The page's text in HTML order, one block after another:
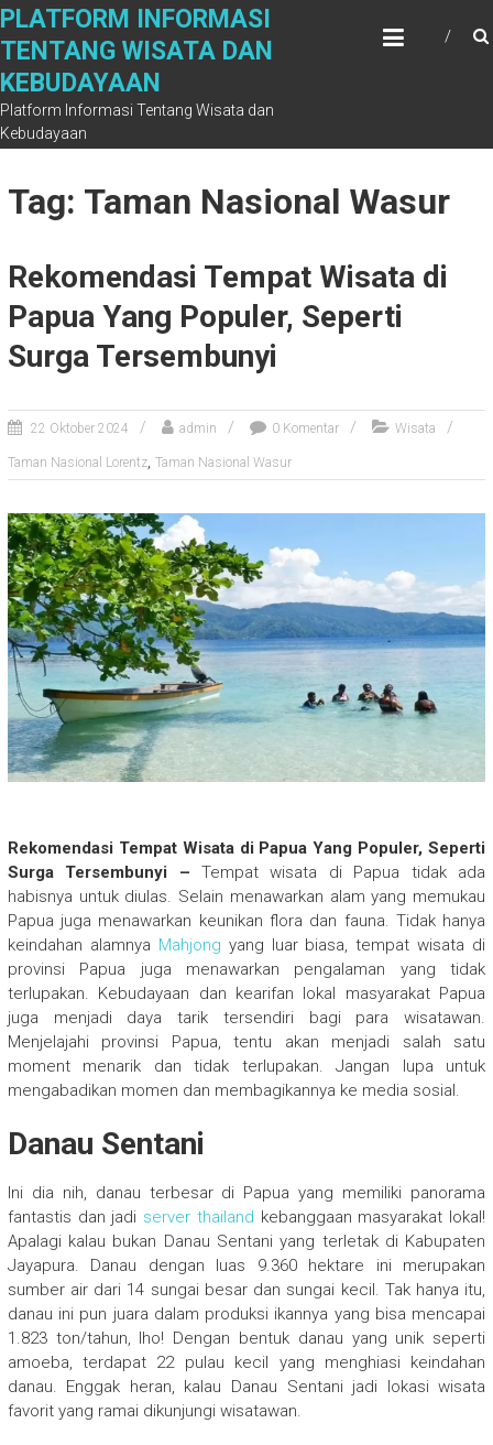
Skip
content
PLATFORM INFORMASI
TENTANG WISATA DAN
KEBUDAYAAN
Platform Informasi Tentang Wisata dan
Kebudayaan
Tag: Taman Nasional Wasur
Rekomendasi Tempat Wisata di
Papua Yang Populer, Seperti
Surga Tersembunyi
22 Oktober 2024 admin 0 Komentar Wisata
Taman Nasional Lorentz, Taman Nasional Wasur
Rekomendasi Tempat Wisata di Papua Yang Populer, Seperti
Surga Tersembunyi –Tempat wisata di Papua tidak ada
habisnya untuk diulas. Selain menawarkan alam yang memukau
Papua juga menawarkan keunikan flora dan fauna. Tidak hanya
keindahan alamnya Mahjong yang luar biasa, tempat wisata di
provinsi Papua juga menawarkan pengalaman yang tidak
terlupakan. Kebudayaan dan kearifan lokal masyarakat Papua
juga menjadi daya tarik tersendiri bagi para wisatawan.
Menjelajahi provinsi Papua, tentu akan menjadi salah satu
moment menarik dan tidak terlupakan. Jangan lupa untuk
mengabadikan momen dan membagikannya ke media sosial.
Danau Sentani
Ini dia nih, danau terbesar di Papua yang memiliki panorama
fantastis dan jadi server thailand kebanggaan masyarakat lokal!
Apalagi kalau bukan Danau Sentani yang terletak di Kabupaten
Jayapura. Danau dengan luas 9.360 hektare ini merupakan
sumber air dari 14 sungai besar dan sungai kecil. Tak hanya itu,
danau ini pun juara dalam produksi ikannya yang bisa mencapai
1.823 ton/tahun, lho! Dengan bentuk danau yang unik seperti
amoeba, terdapat 22 pulau kecil yang menghiasi keindahan
danau. Enggak heran, kalau Danau Sentani jadi lokasi wisata
favorit yang ramai dikunjungi wisatawan.